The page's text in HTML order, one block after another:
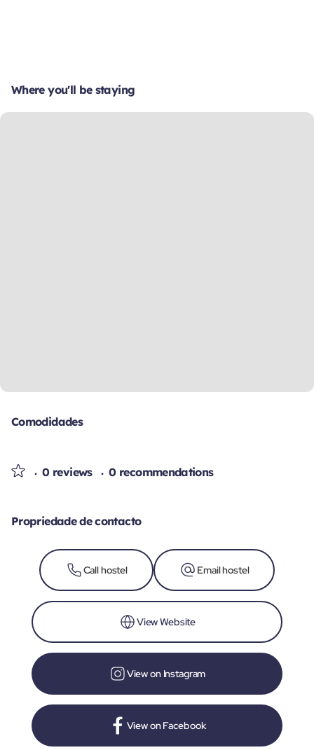
Where you'll be staying
Comodidades
0 reviews 0 recommendations
Propriedade de contacto
Call hostel Email hostel
View Website
View on Instagram
View on Facebook